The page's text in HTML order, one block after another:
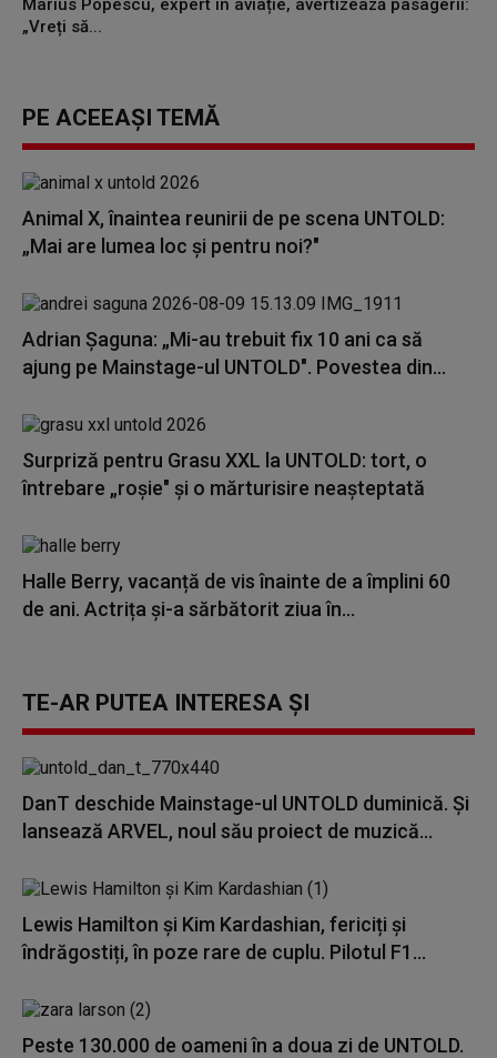
Marius Popescu, expert în aviație, avertizează pasagerii:
„Vreți să...
PE ACEEAȘI TEMĂ
Animal X, înaintea reunirii de pe scena UNTOLD:
„Mai are lumea loc și pentru noi?"
Adrian Șaguna: „Mi-au trebuit fix 10 ani ca să
ajung pe Mainstage-ul UNTOLD". Povestea din...
Surpriză pentru Grasu XXL la UNTOLD: tort, o
întrebare „roșie" și o mărturisire neașteptată
Halle Berry, vacanță de vis înainte de a împlini 60
de ani. Actrița și-a sărbătorit ziua în...
TE-AR PUTEA INTERESA ȘI
DanT deschide Mainstage-ul UNTOLD duminică. Și
lansează ARVEL, noul său proiect de muzică...
Lewis Hamilton și Kim Kardashian, fericiți și
îndrăgostiți, în poze rare de cuplu. Pilotul F1...
Peste 130.000 de oameni în a doua zi de UNTOLD.